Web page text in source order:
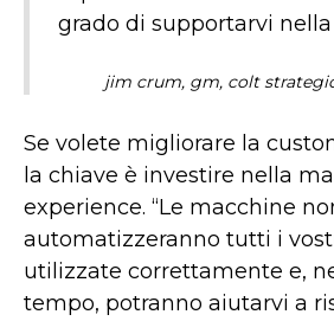
grado di supportarvi
jim crum, gm, colt
Se volete migliorare la
la chiave è investire nella
experience. “Le macchine
automatizzeranno tutti i
utilizzate correttamente e,
tempo, potranno aiutarvi a